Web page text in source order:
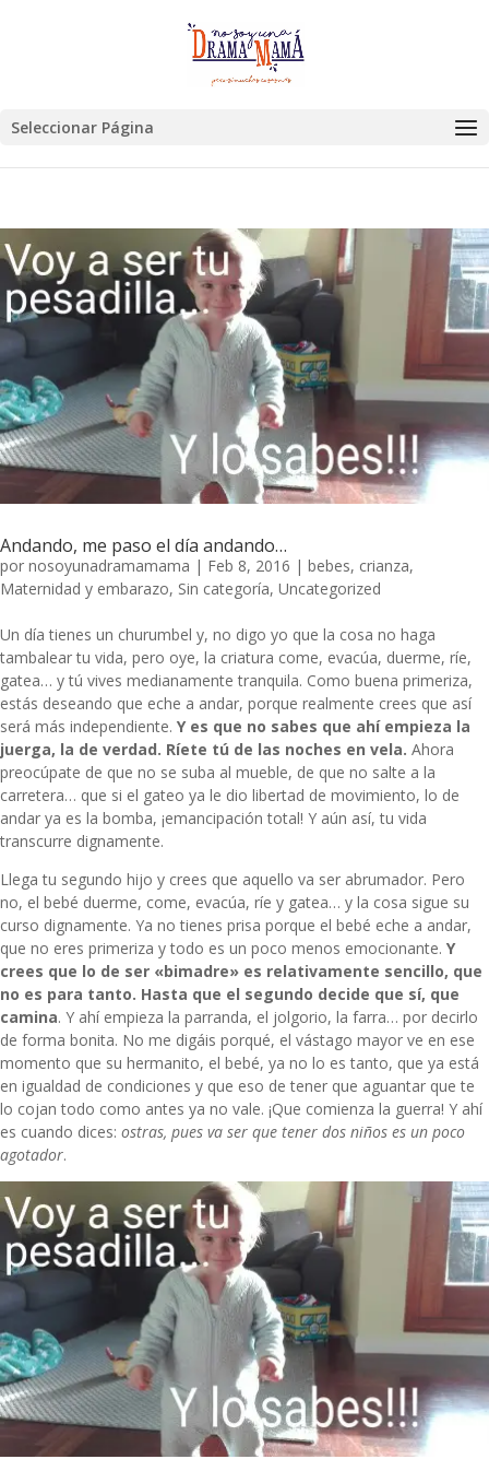
Seleccionar Página
Andando, me paso el día andando…
por nosoyunadramamama | Feb 8, 2016 | bebes, crianza,
Maternidad y embarazo, Sin categoría, Uncategorized
Un día tienes un churumbel y, no digo yo que la cosa no haga
tambalear tu vida, pero oye, la criatura come, evacúa, duerme, ríe,
gatea… y tú vives medianamente tranquila. Como buena primeriza,
estás deseando que eche a andar, porque realmente crees que así
será más independiente. Y es que no sabes que ahí empieza la
juerga, la de verdad. Ríete tú de las noches en vela. Ahora
preocúpate de que no se suba al mueble, de que no salte a la
carretera… que si el gateo ya le dio libertad de movimiento, lo de
andar ya es la bomba, ¡emancipación total! Y aún así, tu vida
transcurre dignamente.
Llega tu segundo hijo y crees que aquello va ser abrumador. Pero
no, el bebé duerme, come, evacúa, ríe y gatea… y la cosa sigue su
curso dignamente. Ya no tienes prisa porque el bebé eche a andar,
que no eres primeriza y todo es un poco menos emocionante. Y
crees que lo de ser «bimadre» es relativamente sencillo, que
no es para tanto. Hasta que el segundo decide que sí, que
camina. Y ahí empieza la parranda, el jolgorio, la farra… por decirlo
de forma bonita. No me digáis porqué, el vástago mayor ve en ese
momento que su hermanito, el bebé, ya no lo es tanto, que ya está
en igualdad de condiciones y que eso de tener que aguantar que te
lo cojan todo como antes ya no vale. ¡Que comienza la guerra! Y ahí
es cuando dices: ostras, pues va ser que tener dos niños es un poco
agotador.